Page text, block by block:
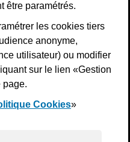
être paramétrés.
les cookies tiers
anonyme,
utilisateur) ou modifier
sur le lien «Gestion
page.
Cookies»
newsletter
Instagram
Youtube
LinkedIn
Calaméo